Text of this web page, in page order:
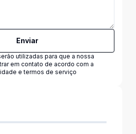
Enviar
utilizadas para que a nossa
em contato de acordo com a
e termos de serviço